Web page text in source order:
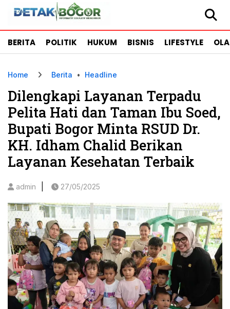
BERITA POLITIK HUKUM BISNIS LIFESTYLE
Home Berita • Headline
Dilengkapi Layanan Terpadu
Pelita Hati dan Taman Ibu Soed,
Bupati Bogor Minta RSUD Dr.
KH. Idham Chalid Berikan
Layanan Kesehatan Terbaik
admin 27/05/2025